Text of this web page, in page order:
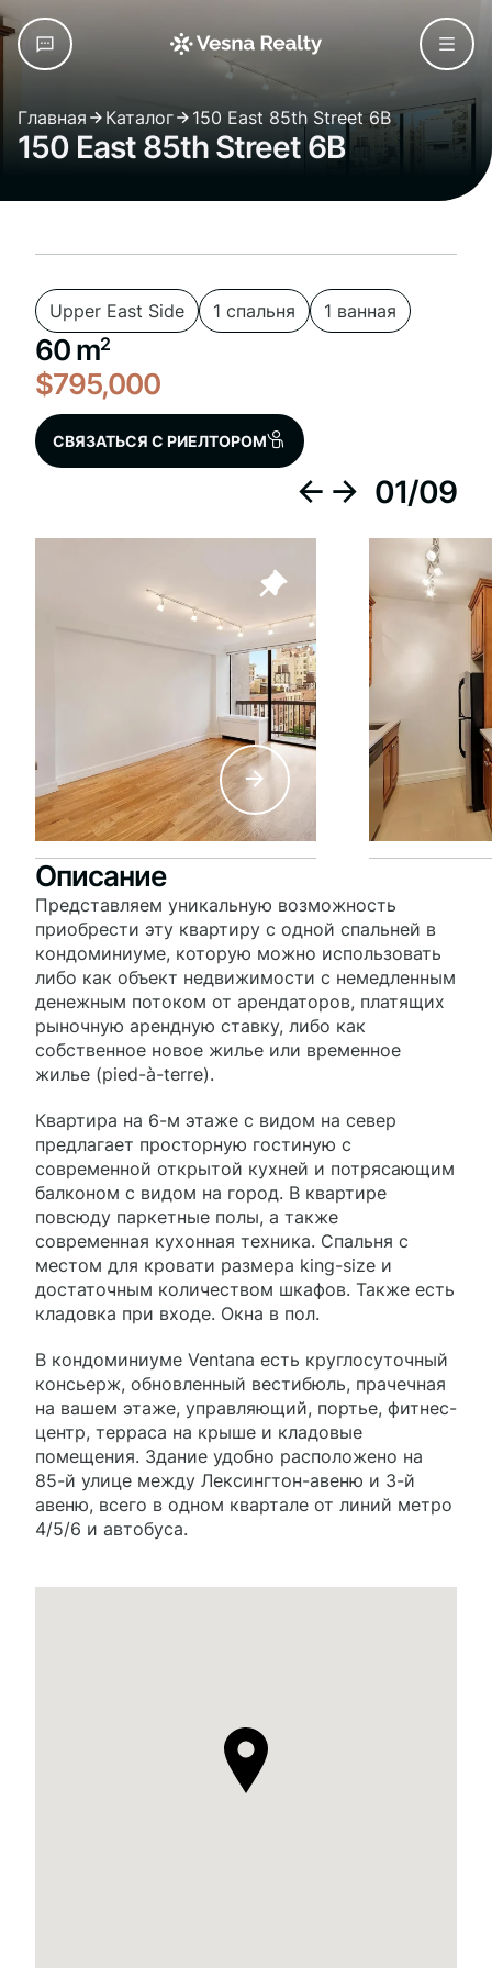
Главная Каталог 150 East 85th Street 6B
150 East 85th Street 6B
Upper East Side 1 спальня 1 ванная
60 m2
$795,000
СВЯЗАТЬСЯ С РИЕЛТОРОМ
01/09
Описание
Представляем уникальную возможность
приобрести эту квартиру с одной спальней в
кондоминиуме, которую можно использовать
либо как объект недвижимости с немедленным
денежным потоком от арендаторов, платящих
рыночную арендную ставку, либо как
собственное новое жилье или временное
жилье (pied-à-terre).
Квартира на 6-м этаже с видом на север
предлагает просторную гостиную с
современной открытой кухней и потрясающим
балконом с видом на город. В квартире
повсюду паркетные полы, а также
современная кухонная техника. Спальня с
местом для кровати размера king-size и
достаточным количеством шкафов. Также есть
кладовка при входе. Окна в пол.
В кондоминиуме Ventana есть круглосуточный
консьерж, обновленный вестибюль, прачечная
на вашем этаже, управляющий, портье, фитнес-
центр, терраса на крыше и кладовые
помещения. Здание удобно расположено на
85-й улице между Лексингтон-авеню и 3-й
авеню, всего в одном квартале от линий метро
4/5/6 и автобуса.